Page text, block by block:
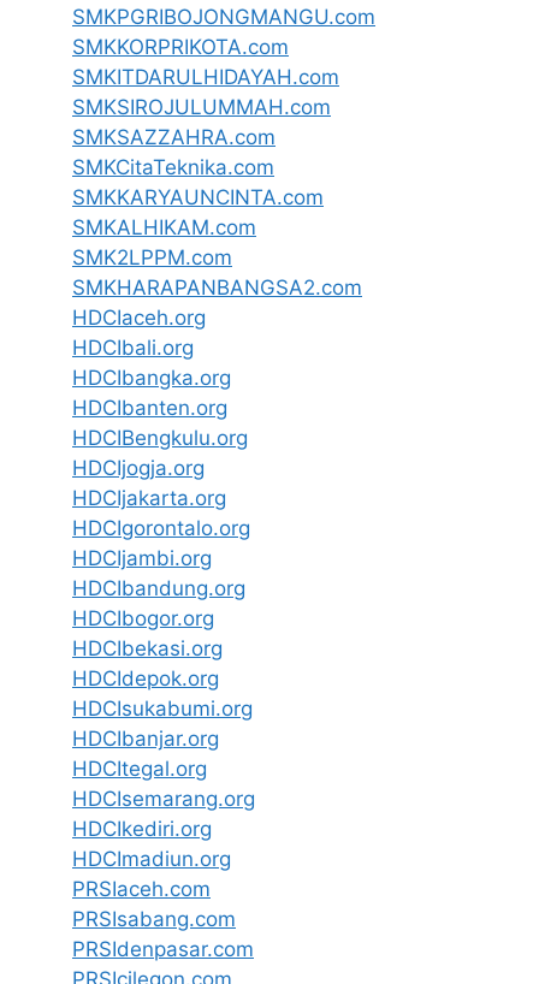
SMKPGRIBOJONGMANGU.com
SMKKORPRIKOTA.com
SMKITDARULHIDAYAH.com
SMKSIROJULUMMAH.com
SMKSAZZAHRA.com
SMKCitaTeknika.com
SMKKARYAUNCINTA.com
SMKALHIKAM.com
SMK2LPPM.com
SMKHARAPANBANGSA2.com
HDCIaceh.org
HDCIbali.org
HDCIbangka.org
HDCIbanten.org
HDCIBengkulu.org
HDCIjogja.org
HDCIjakarta.org
HDCIgorontalo.org
HDCIjambi.org
HDCIbandung.org
HDCIbogor.org
HDCIbekasi.org
HDCIdepok.org
HDCIsukabumi.org
HDCIbanjar.org
HDCItegal.org
HDCIsemarang.org
HDCIkediri.org
HDCImadiun.org
PRSIaceh.com
PRSIsabang.com
PRSIdenpasar.com
PRSIcilegon.com